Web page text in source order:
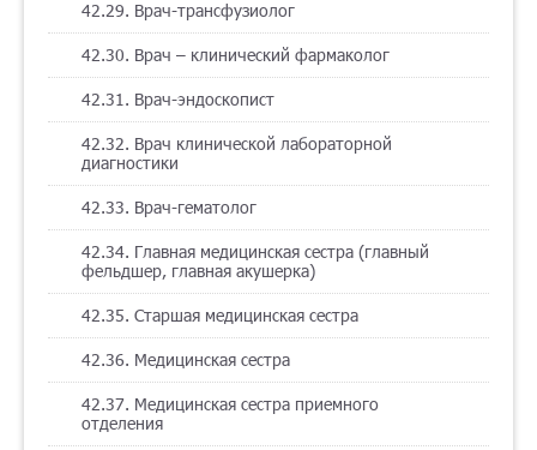
42.29. Врач-трансфузиолог
42.30. Врач – клинический фармаколог
42.31. Врач-эндоскопист
42.32. Врач клинической лабораторной
диагностики
42.33. Врач-гематолог
42.34. Главная медицинская сестра (главный
фельдшер, главная акушерка)
42.35. Старшая медицинская сестра
42.36. Медицинская сестра
42.37. Медицинская сестра приемного
отделения